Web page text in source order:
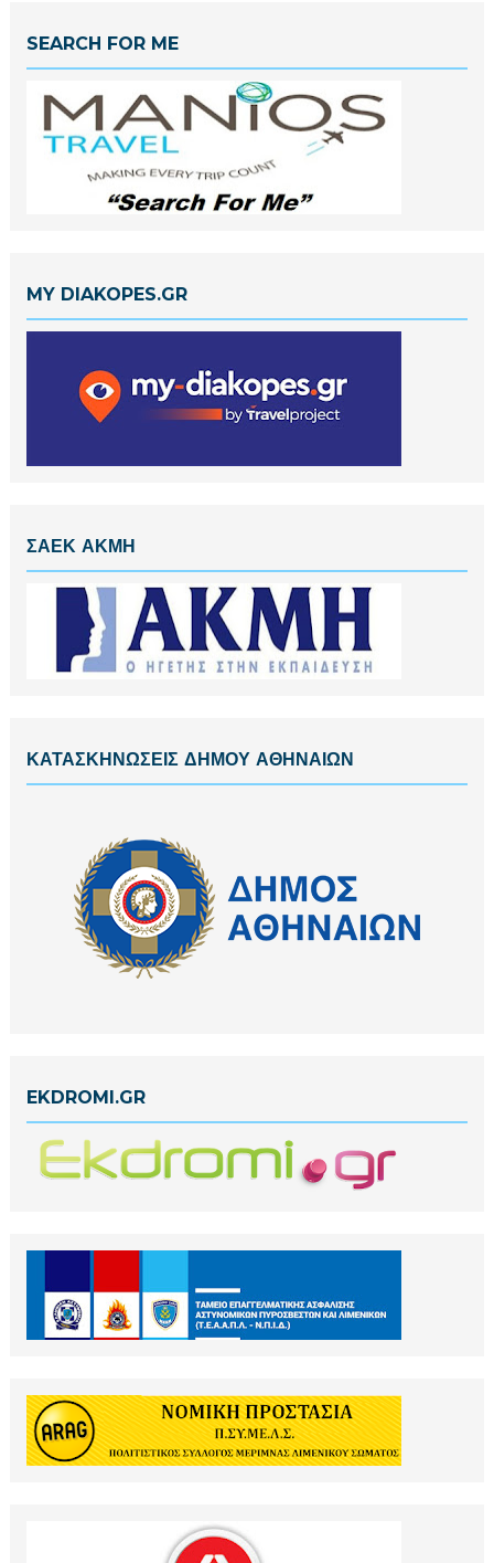
SEARCH FOR ME
MY DIAKOPES.GR
ΣΑΕΚ ΑΚΜΗ
ΚΑΤΑΣΚΗΝΩΣΕΙΣ ΔΗΜΟΥ ΑΘΗΝΑΙΩΝ
EKDROMI.GR